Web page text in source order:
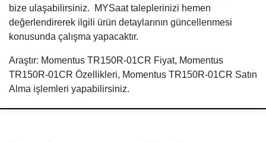
bize ulaşabilirsiniz. MYSaat taleplerinizi hemen
değerlendirerek ilgili ürün detaylarının güncellenmesi
konusunda çalışma yapacaktır.
Araştır: Momentus TR150R-01CR Fiyat, Momentus
TR150R-01CR Özellikleri, Momentus TR150R-01CR Satın
Alma işlemleri yapabilirsiniz.